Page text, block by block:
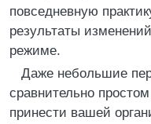
повседневную
результаты
режиме.
Даже небольшие
сравнительно
принести вашей